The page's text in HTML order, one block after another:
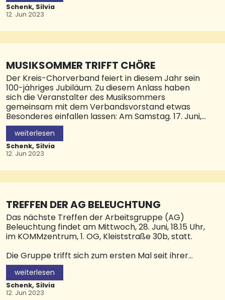
Bereich von Furpac
Schenk, Silvia
12. Jun 2023
MUSIKSOMMER TRIFFT CHÖRE
Der Kreis-Chorverband feiert in diesem Jahr sein
100-jähriges Jubiläum. Zu diesem Anlass haben
sich die Veranstalter des Musiksommers
gemeinsam mit dem Verbandsvorstand etwas
Besonderes einfallen lassen: Am Samstag. 17. Juni,
ab 10.30 Uhr treten 16 Chöre bei der beliebten
Veranstaltungsreihe auf dem Historischen
Marktplatz auf. Gesungen wird bis 17 Uhr. Bereits
am Freitagabend wird traditionell das
diesmal der Band „Krüger rockt!“ eingeleitet.
Rock´N´Roll-Maßstäbe gesetzt. Zu hören gibt es
am Freitagabend ab 19 Uhr alles, was die Fünfziger
zu bieten hatten - ob Schnulze, Doo-Wop, Boogie
oder Rockabilly.Dabei erlebt das Publikum auch,
wie Harald „Lee“ Krüger das Piano mit Händen,
Füßen und weiteren Körperteilen „spielt“. Beim
Musiksommer-Spezial zur 100-Jahr-Feier des
Kreis-Chorverbands treten am Samstagmorgen
zwischen 10.30 und 17 Uhr folgende Chöre auf dem
Marktplatz auf: Chor Kolores, Chor
weiterlesen
Schenk, Silvia
12. Jun 2023
TREFFEN DER AG BELEUCHTUNG
Das nächste Treffen der Arbeitsgruppe (AG)
Beleuchtung findet am Mittwoch, 28. Juni, 18.15 Uhr,
im KOMMzentrum, 1. OG, Kleiststraße 30b, statt.
Die Gruppe trifft sich zum ersten Mal seit ihrer
Gründung am 23. Mai. Alle interessierten
Bürgerinnen und Bürger sind herzlich eingeladen,
sich der Arbeitsgruppe anzuschließen. Ziel der AG
Beleuchtung ist es, wenig oder schlecht
weiterlesen
Schenk, Silvia
12. Jun 2023